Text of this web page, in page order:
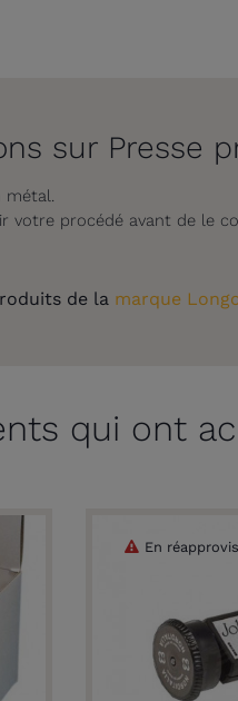
sur Presse
métal.
votre procédé avant de le
de la marque
qui ont
En